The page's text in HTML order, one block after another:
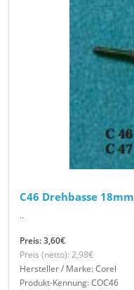
C46 Drehbasse 18mm
..
Preis: 3,60€
Preis (netto): 2,98€
Hersteller / Marke: Corel
Produkt-Kennung: COC46